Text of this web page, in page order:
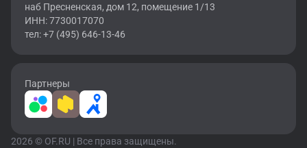
наб Пресненская, дом 12, помещение 1/13
ИНН: 7730017070
тел: +7 (495) 646-13-46
Партнеры
2026 © OF.RU | Все права защищены.